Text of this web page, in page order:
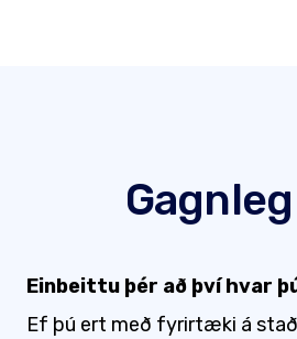
Einbeittu þér að því hvar
Ef þú ert með fyrirtæki á